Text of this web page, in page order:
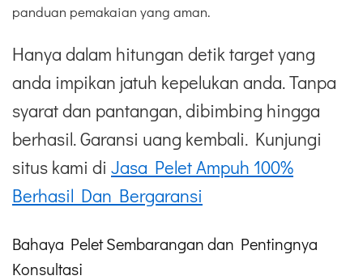
panduan pemakaian yang aman.
Hanya dalam hitungan detik target yang
anda impikan jatuh kepelukan anda. Tanpa
syarat dan pantangan, dibimbing hingga
berhasil. Garansi uang kembali. Kunjungi
situs kami di Jasa Pelet Ampuh 100%
Berhasil Dan Bergaransi
Bahaya Pelet Sembarangan dan Pentingnya
Konsultasi